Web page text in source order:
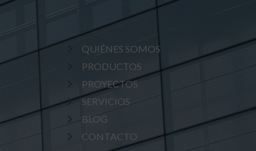
QUIÉNES SOMOS
PRODUCTOS
PROYECTOS
SERVICIOS
BLOG
CONTACTO